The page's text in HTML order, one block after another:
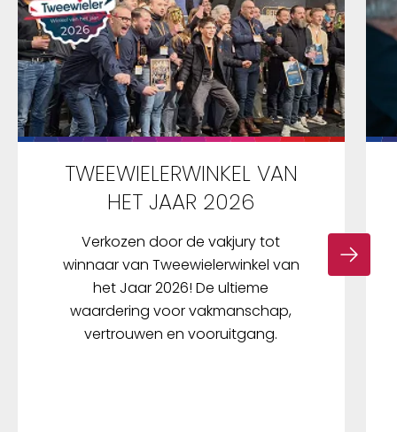
TWEEWIELERWINKEL VAN
HET JAAR 2026
Verkozen door de vakjury tot
winnaar van Tweewielerwinkel van
het Jaar 2026! De ultieme
waardering voor vakmanschap,
vertrouwen en vooruitgang.